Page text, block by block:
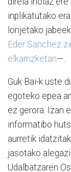
inplikatutako
lonjetako
Eder Sanchez
elkarrizketan—.
Guk Bai-k uste
egoteko epea
ez gerora. Izan
informatibo
aurretik
jasotako
Udalbatzaren